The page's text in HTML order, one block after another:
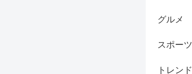
グルメ
スポーツ
トレンド